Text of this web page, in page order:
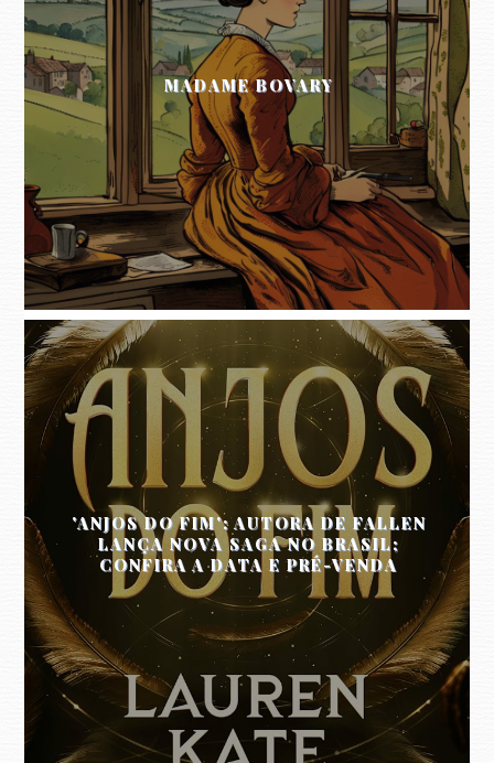
MADAME BOVARY
'ANJOS DO FIM': AUTORA DE FALLEN
LANÇA NOVA SAGA NO BRASIL;
CONFIRA A DATA E PRÉ-VENDA